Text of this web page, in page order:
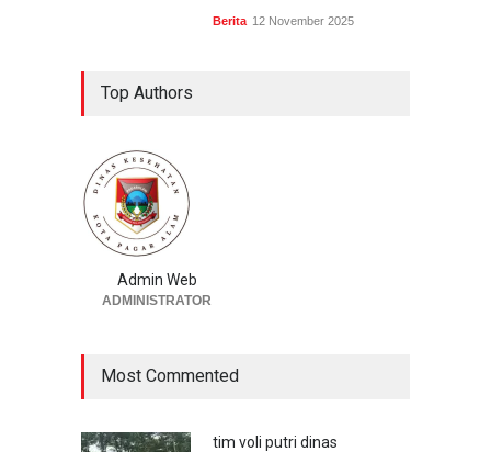
Berita 12 November 2025
Top Authors
Admin Web
ADMINISTRATOR
Most Commented
tim voli putri dinas